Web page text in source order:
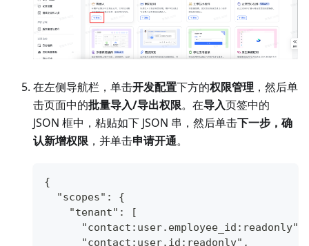
在左侧导航栏，单击开发配置下方的权限管理 ，然后单
击页面中的批量导入/导出权限。在导入页签中的
JSON 框中，粘贴如下 JSON 串，然后单击下一步，确
认新增权限 ，并单击申请开通。
{
  "scopes": {
    "tenant": [
      "contact:user.employee_id:readonly",
      "contact:user.id:readonly",